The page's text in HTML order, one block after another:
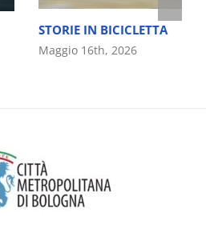
STORIE IN BICICLETTA
Maggio 16th, 2026